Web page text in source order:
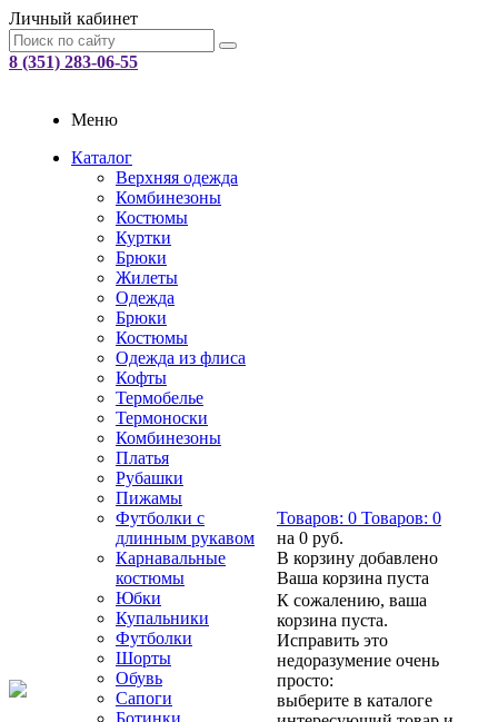
Личный кабинет
8 (351) 283-06-55
Меню
Каталог
Верхняя одежда
Комбинезоны
Костюмы
Куртки
Брюки
Жилеты
Одежда
Брюки
Костюмы
Одежда из флиса
Кофты
Термобелье
Термоноски
Комбинезоны
Платья
Рубашки
Пижамы
Футболки с
длинным рукавом
Карнавальные
костюмы
Юбки
Купальники
Футболки
Шорты
Обувь
Сапоги
Ботинки
Товаров: 0 Товаров: 0
на 0 руб.
В корзину добавлено
Ваша корзина пуста
К сожалению, ваша
корзина пуста.
Исправить это
недоразумение очень
просто:
выберите в каталоге